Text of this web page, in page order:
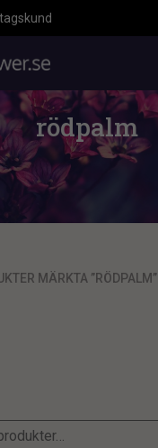
rödpalm
MÄRKTA ”RÖDPALM”